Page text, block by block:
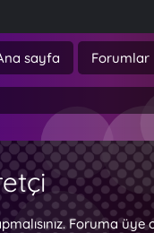
sayfa Forumlar
Foruma